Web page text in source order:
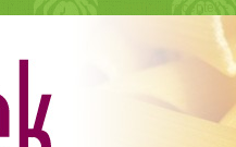
mályva receptek -